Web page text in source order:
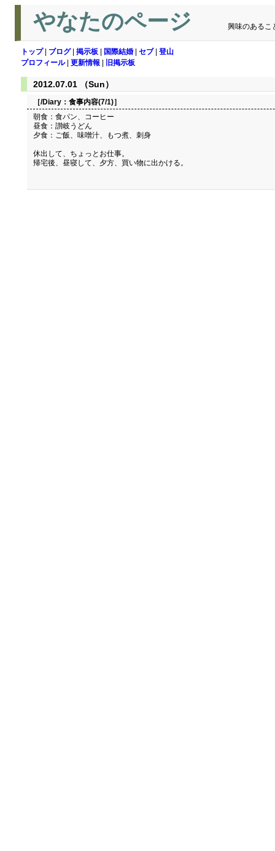
やなたのページ 興味のあるこ
トップ| ブログ| 掲示板 国際結婚 セブ| 登山
プロフィール| 更新情報 旧掲示板
2012.07.01 （Sun）
［/Diary： 食事内容(7/1)］
朝食：食パン、コーヒー
昼食：讃岐うどん
夕食：ご飯、味噌汁、もつ煮、刺身
休出して、ちょっとお仕事。
帰宅後、昼寝して、夕方、買い物に出かける。